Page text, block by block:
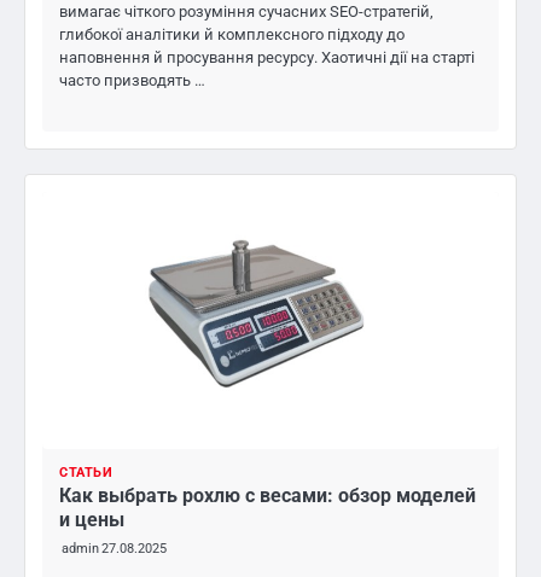
вимагає чіткого розуміння сучасних SEO-стратегій,
глибокої аналітики й комплексного підходу до
наповнення й просування ресурсу. Хаотичні дії на старті
часто призводять …
СТАТЬИ
Как выбрать рохлю с весами: обзор моделей
и цены
admin27.08.2025